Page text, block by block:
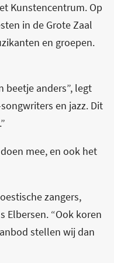
Kunstencentrum. Op
in de Grote Zaal
en groepen.
beetje anders”, legt
en jazz. Dit
mee, en ook het
zangers,
Elbersen. “Ook koren
stellen wij dan